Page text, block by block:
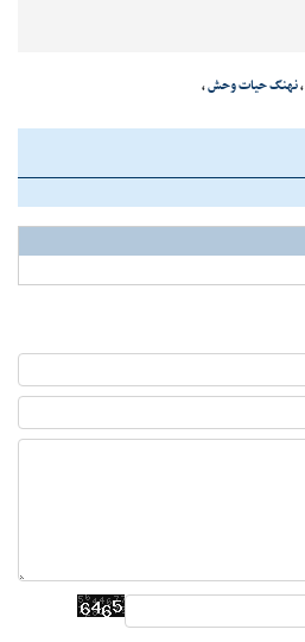
،نهنگ حیات وحش،